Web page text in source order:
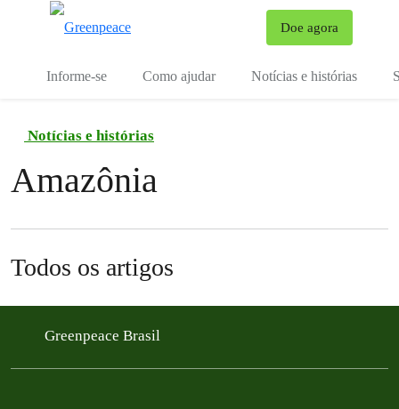
Doe agora
Informe-se Como ajudar Notícias e histórias
Notícias e histórias
Amazônia
Todos os artigos
Greenpeace Brasil